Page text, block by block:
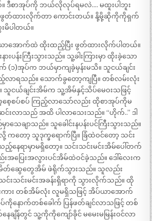
ဒီစာအုပ်ကို ဘယ်လိုလုပ်ရမလဲ…. မထူးပါဘူး
တ်ထားလိုက်တာ ကောင်းတယ်။ နို့မို့ဆိုကိုကိုရှက်
မိပါတယ်။
ယာအောက်ထဲ ထိုးထည့်ပြီး ဖွတ်ထားလိုက်ပါတယ်။
ားပန်းကြီးသွားသည်။ သူ့ခါးကြားမှာ ထိုးခဲ့သော
(၁)အုပ်က ဘယ်မှာကျခဲ့မှန်းမသိ။ သူငယ်ချင်း
ည့်လာရသည်။ သောက်ခွတော့ကျပြီ။ တစ်လမ်းလုံး
ငယ်ချင်းအိမ်က သူ့အိမ်နှင့်သိပ်မေဝးသဖြင့်
စေ့စပ်စပ် ကြည့်လာသော်လည်း ထိုစာအုပ်ကိုမ
းလာသည် အထိ ပါလာသေးသည်။ “ဟိုက်..” ဒါ
သေချာသည်။ သူခေါင်းနပန်းပင်ကြီးသွားသည်။
ကတော့ သူဒုက္ခရောက်ပြီ။ ခြံထဲဝင်တော့ သင်း
နေရာမှာမရှိတော့။ သင်းသင်းမင်းအိမ်ပေါ်တက်
အပြေးအလွားပင်အိမ်ထဲဝင်ခဲ့သည်။ ဒေါ်လေးက
မိတ်ဆွေတွေအိမ် ဖဲရိုက်သွားသည်။ သူလည်း
င်းသင်းမင်းအခန်းရှိရာကို သွားလိုက်သည်။ ထို
ကား တစ်အိမ်လုံး လူမရှိသဖြင့် အိပ်ယာအောက်
နောက်တစ်ခေါက် ပြန်ဖတ်ချင်လာသဖြင့် တစ်
တ်နေချိန်တွင် သူ့ကိုကိုကျော်ခိုင် မမေးမမြန်းဝင်လာ